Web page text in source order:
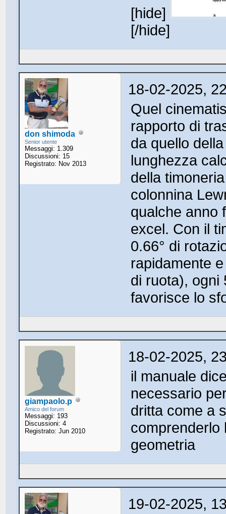
[hide]
[/hide]
don shimoda
Senior utente
Messaggi: 1.309
Discussioni: 15
Registrato: Nov 2013
18-02-2025,
Quel
rapporto di
da quello
lunghezza
della
colonnina
qualche anno
excel. Con il
0.66° di
rapidamente
di ruota), ogni
favorisce lo
giampaolo.p
Amico del forum
Messaggi: 193
Discussioni: 4
Registrato: Jun 2010
18-02-2025,
il manuale
necessario
dritta come a
comprenderlo
geometria
19-02-2025,